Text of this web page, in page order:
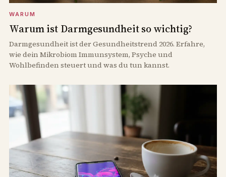
WARUM
Warum ist Darmgesundheit so wichtig?
Darmgesundheit ist der Gesundheitstrend 2026. Erfahre,
wie dein Mikrobiom Immunsystem, Psyche und
Wohlbefinden steuert und was du tun kannst.